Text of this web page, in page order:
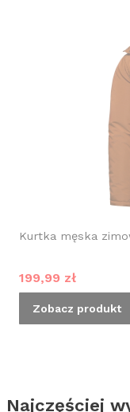
Kurtka męska
Cena promocyjna
199,99 zł
Zobacz produkt
Najczęściej